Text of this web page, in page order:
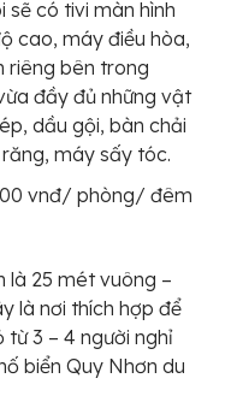
sẽ có tivi màn hình
cao, máy điều hòa,
riêng bên trong
đầy đủ những vật
dầu gội, bàn chải
máy sấy tóc.
vnđ/ phòng/ đêm
là 25 mét vuông –
là nơi thích hợp để
từ 3 – 4 người nghỉ
biển Quy Nhơn du